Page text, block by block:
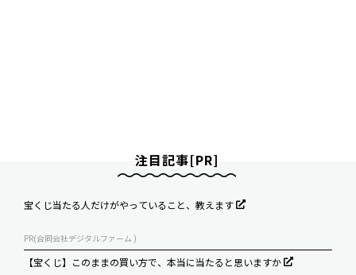
注目記事[PR]
宝くじ当たる人だけがやっていること、教えます
PR(合同会社デジタルファーム )
【宝くじ】このままの買い方で、本当に当たると思いますか